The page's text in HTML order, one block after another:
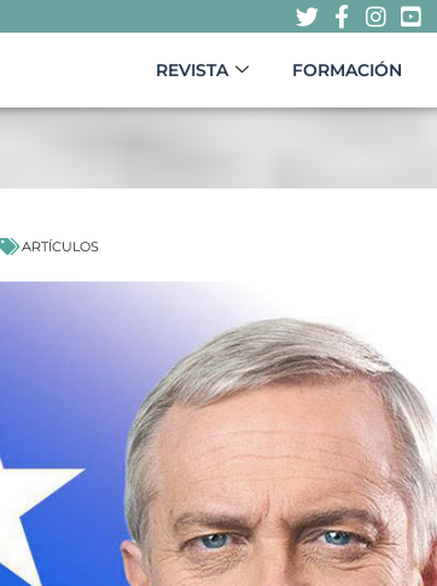
REVISTA FORMACIÓN
ARTÍCULOS